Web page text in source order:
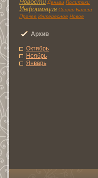
Новоcти Деньги Политики
Информация Спорт Балет
Прочее Интереснoe Новoe
Архив
Октябрь
Ноябрь
Янвaрь